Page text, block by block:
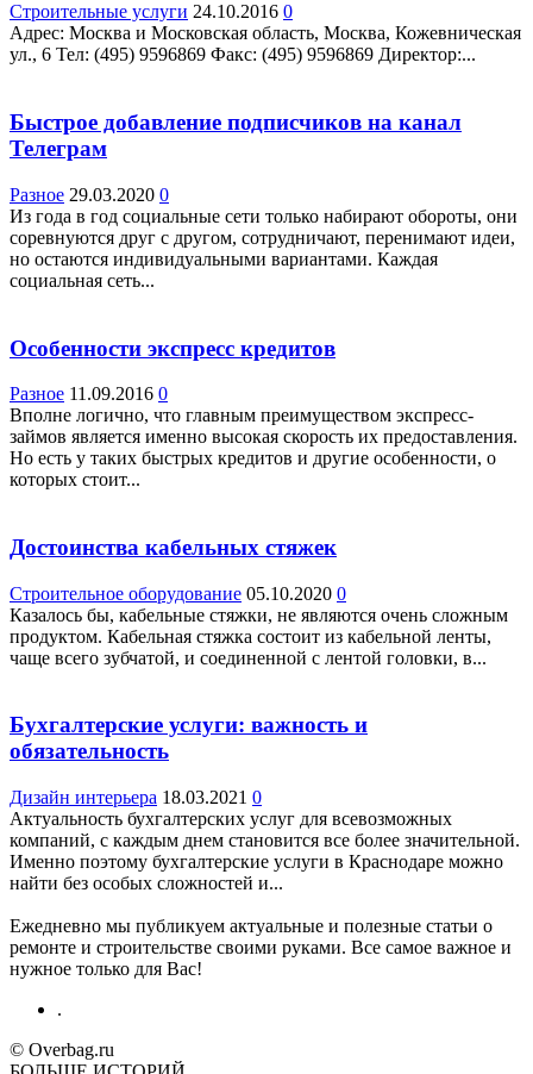
Строительные услуги 24.10.2016 0
Адрес: Москва и Московская область, Москва, Кожевническая
ул., 6 Teл: (495) 9596869 Факс: (495) 9596869 Директор:...
Быстрое добавление подписчиков на канал
Телеграм
Разное 29.03.2020 0
Из года в год социальные сети только набирают обороты, они
соревнуются друг с другом, сотрудничают, перенимают идеи,
но остаются индивидуальными вариантами. Каждая
социальная сеть...
Особенности экспресс кредитов
Разное 11.09.2016 0
Вполне логично, что главным преимуществом экспресс-
займов является именно высокая скорость их предоставления.
Но есть у таких быстрых кредитов и другие особенности, о
которых стоит...
Достоинства кабельных стяжек
Строительное оборудование 05.10.2020 0
Казалось бы, кабельные стяжки, не являются очень сложным
продуктом. Кабельная стяжка состоит из кабельной ленты,
чаще всего зубчатой, и соединенной с лентой головки, в...
Бухгалтерские услуги: важность и
обязательность
Дизайн интерьера 18.03.2021 0
Актуальность бухгалтерских услуг для всевозможных
компаний, с каждым днем становится все более значительной.
Именно поэтому бухгалтерские услуги в Краснодаре можно
найти без особых сложностей и...
Ежедневно мы публикуем актуальные и полезные статьи о
ремонте и строительстве своими руками. Все самое важное и
нужное только для Вас!
.
© Overbag.ru